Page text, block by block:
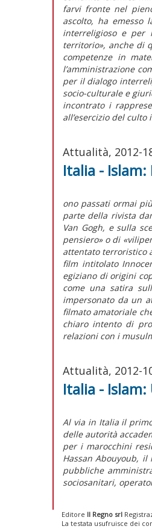
farvi fronte nel
ascolto, ha emesso
interreligioso e
territorio», anche di
competenze in
l’amministrazione
per il dialogo
socio-culturale e
incontrato i
all’esercizio del
Attualità, 2012-
Italia -
ono passati ormai
parte della rivista
Van Gogh, e sulla
pensiero» o di
attentato terroristico
film intitolato
egiziano di origini
come una satira
impersonato da un
filmato amatoriale
chiaro intento di
relazioni con i
Attualità, 2012-
Italia -
Al via in Italia il
delle autorità
per i marocchini
Hassan Abouyoub,
pubbliche
sociosanitari,
Editore Il Regno srl
La testata usufruisce dei